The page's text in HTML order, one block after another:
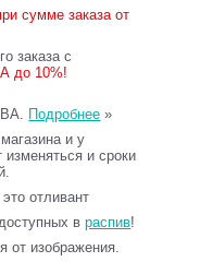
сумме заказа от
заказа с
до 10%!
Подробнее »
и у
и сроки
отливант
враспив!
от изображения.